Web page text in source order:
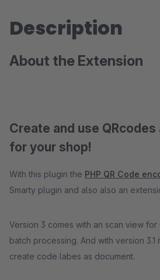
Description
About the Extension
Create and use
for your shop!
With this plugin the PHP QR Code
Smarty plugin and also also an
Version 3 comes with an scan view
batch processing. And with version
create code labes as document.